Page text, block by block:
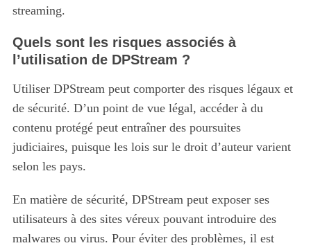
streaming.
Quels sont les risques associés à
l’utilisation de DPStream ?
Utiliser DPStream peut comporter des risques légaux et
de sécurité. D’un point de vue légal, accéder à du
contenu protégé peut entraîner des poursuites
judiciaires, puisque les lois sur le droit d’auteur varient
selon les pays.
En matière de sécurité, DPStream peut exposer ses
utilisateurs à des sites véreux pouvant introduire des
malwares ou virus. Pour éviter des problèmes, il est